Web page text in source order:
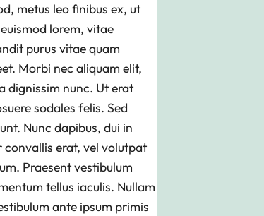
metus leo finibus ex, ut
lorem, vitae
purus vitae quam
Morbi nec aliquam elit,
dignissim nunc. Ut erat
sodales felis. Sed
Nunc dapibus, dui in
erat, vel volutpat
Praesent vestibulum
tellus iaculis. Nullam
ante ipsum primis